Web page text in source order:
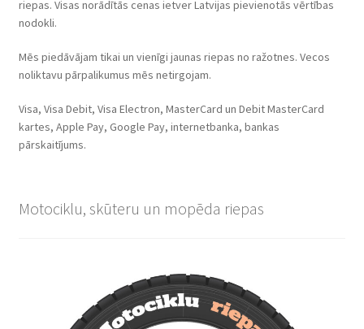
riepas. Visas norādītās cenas ietver Latvijas pievienotās vērtības
nodokli.
Mēs piedāvājam tikai un vienīgi jaunas riepas no ražotnes. Vecos
noliktavu pārpalikumus mēs netirgojam.
Visa, Visa Debit, Visa Electron, MasterCard un Debit MasterCard
kartes, Apple Pay, Google Pay, internetbanka, bankas
pārskaitījums.
Motociklu, skūteru un mopēda riepas